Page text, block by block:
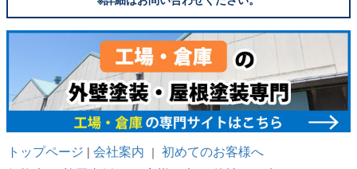
トップページ | 会社案内 ｜ 初めてのお客様へ